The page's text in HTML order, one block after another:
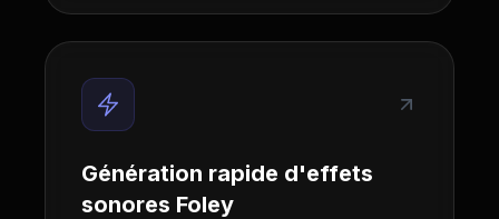
Génération rapide d'effets
sonores Foley